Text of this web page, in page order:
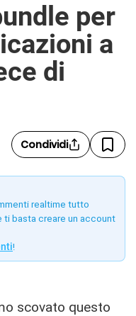
per
a
di
Condividi
realtime tutto
ti basta creare un account
!
scovato questo